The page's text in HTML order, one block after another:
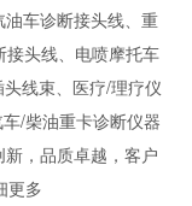
车诊断接头线、重
头线、电喷摩托车
线束、医疗/理疗仪
/柴油重卡诊断仪器
，品质卓越，客户
更多